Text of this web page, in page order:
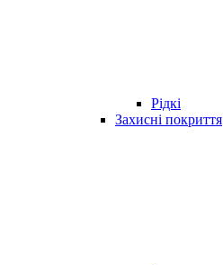
Рідкі
Захисні покриття